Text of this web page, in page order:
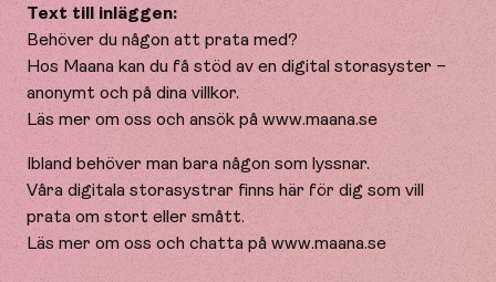
Text till inläggen:
Behöver du någon att prata med?
Hos Maana kan du få stöd av en digital storasyster –
anonymt och på dina villkor.
Läs mer om oss och ansök på www.maana.se
Ibland behöver man bara någon som lyssnar.
Våra digitala storasystrar finns här för dig som vill
prata om stort eller smått.
Läs mer om oss och chatta på www.maana.se